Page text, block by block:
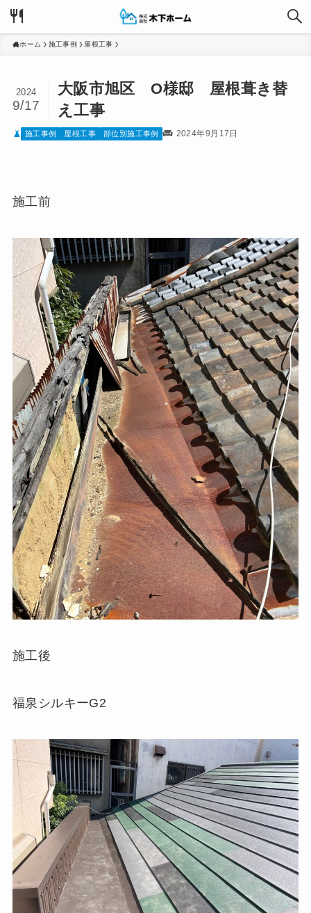
ホーム 施工事例 屋根工事
大阪市旭区 O様邸 屋根葺き替
え工事
2024
9/17
施工事例 屋根工事 部位別施工事例 2024年9月17日
施工前
施工後
福泉シルキーG2